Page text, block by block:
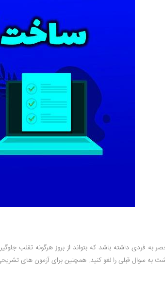
به فردی داشته باشد که بتواند از بروز هرگونه تقلب
سوال قبلی را لغو کنید. همچنین برای آزمون های تشریحی